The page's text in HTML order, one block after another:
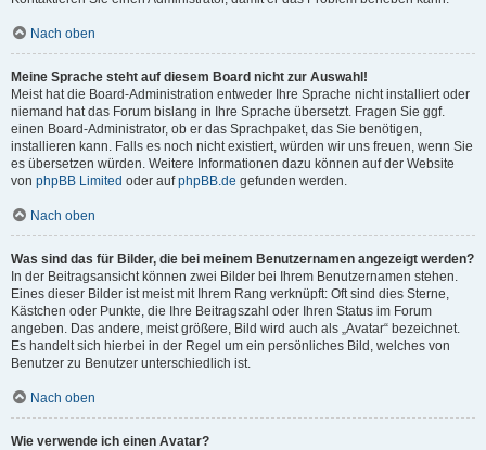
Nach oben
Meine Sprache steht auf diesem Board nicht zur Auswahl!
Meist hat die Board-Administration entweder Ihre Sprache nicht installiert oder
niemand hat das Forum bislang in Ihre Sprache übersetzt. Fragen Sie ggf.
einen Board-Administrator, ob er das Sprachpaket, das Sie benötigen,
installieren kann. Falls es noch nicht existiert, würden wir uns freuen, wenn Sie
es übersetzen würden. Weitere Informationen dazu können auf der Website
von phpBB Limited oder aufphpBB.de gefunden werden.
Nach oben
Was sind das für Bilder, die bei meinem Benutzernamen angezeigt werden?
In der Beitragsansicht können zwei Bilder bei Ihrem Benutzernamen stehen.
Eines dieser Bilder ist meist mit Ihrem Rang verknüpft: Oft sind dies Sterne,
Kästchen oder Punkte, die Ihre Beitragszahl oder Ihren Status im Forum
angeben. Das andere, meist größere, Bild wird auch als „Avatar“ bezeichnet.
Es handelt sich hierbei in der Regel um ein persönliches Bild, welches von
Benutzer zu Benutzer unterschiedlich ist.
Nach oben
Wie verwende ich einen Avatar?